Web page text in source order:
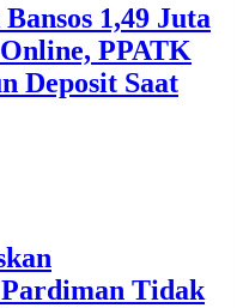
1,49 Juta
PPATK
Deposit Saat
Tidak